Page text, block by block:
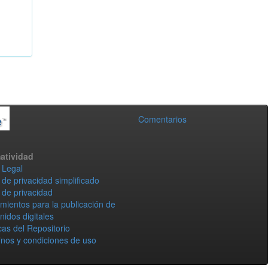
Comentarios
privacidad simplificado
privacidad
para la publicación de
digitales
del Repositorio
y condiciones de uso